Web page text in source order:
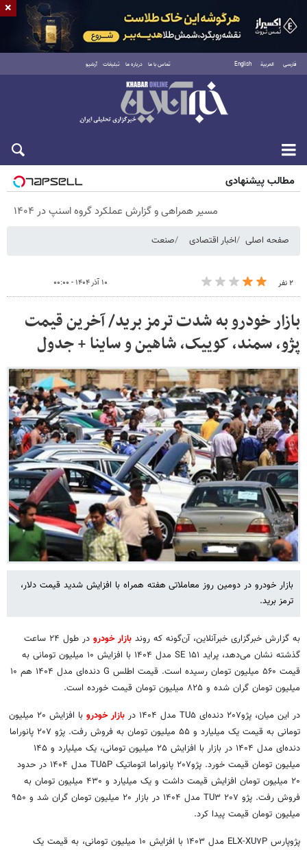
فارسی العربية English تماس با ما درباره ما تبلیغات آرشیو
شنبه ۱۷ مرداد ۱۴۰۵
مطالب پیشنهادی
مسیر همراهی و گزارش عملکرد گروه اسنپ در ۱۴۰۴
صفحه اصلی اخبار اقتصادی صنعت
۲ نفر ۱۰ آذر ۱۴۰۴ - ۰۰:۰۰
بازار خودرو به شدت ترمز برید/ آخرین قیمت
پژو، سمند، کوییک، شاهین و ساینا + جدول
بازار خودرو در دومین روز معاملاتی هفته همراه با افزایش شدید قیمت دلار،
ترمز برید.
به گزارش خبرگزاری خبرآنلاین، آن‌گونه که روند بازار خودرو
در طول ۲۴ ساعت
گذشته نشان می‌دهد، پراید ۱۵۱ SE مدل ۱۴۰۴ با افزایش ۱۰ میلیون تومانی به
قیمت ۵۶۰ میلیون تومان رسیده است. قیمت اطلس G دنده‌ای مدل ۱۴۰۴ هم ۱۰
میلیون تومان گران شده و ۸۲۵ میلیون تومان قیمت خورده است.
در این میان، پژو۲۰۷ دنده‌ای TU۵ مدل ۱۴۰۴ در
بازار خودرو
با افزایش ۲۰ میلیون
تومانی به قیمت یک میلیارد و ۵۵ میلیون تومان به فروش رفت. پژو ۲۰۷ پانوراما
دنده‌ای مدل ۱۴۰۴ در بازار با افزایش ۲۵ میلیون تومانی، یک میلیارد و ۱۴۵
میلیون تومان قیمت خورد. پژو۲۰۷ پانوراما اتوماتیک TU۵P مدل ۱۴۰۴ در حدود
۲۰ میلیون تومان افزایش قیمت داشت و یک میلیارد و ۴۳۰ میلیون تومان به
فروش رفت. پژو ۲۰۷ TU۳ مدل ۱۴۰۴ در بازار ۲۰ میلیون تومان گران شد و ۹۵۰
میلیون تومان قیمت پیدا کرد.
پژوپارس ELX-XU۷P مدل ۱۴۰۳ با افزایش ۱۰ میلیون تومانی، به قیمت یک
×